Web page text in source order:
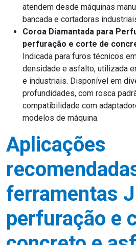
atendem desde máquinas
bancada e cortadoras
Coroa Diamantada para
perfuração e corte de
Indicada para furos técnicos
densidade e asfalto, utilizada
e industriais. Disponível em
profundidades, com rosca
compatibilidade com
modelos de máquina.
Aplicações
ferramentas
perfuração e